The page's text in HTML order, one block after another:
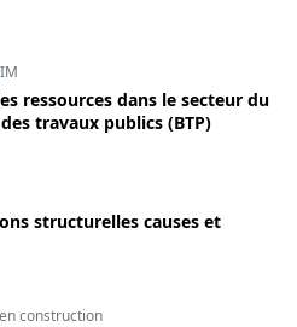
ressources dans le secteur du
travaux publics (BTP)
structurelles causes et
construction